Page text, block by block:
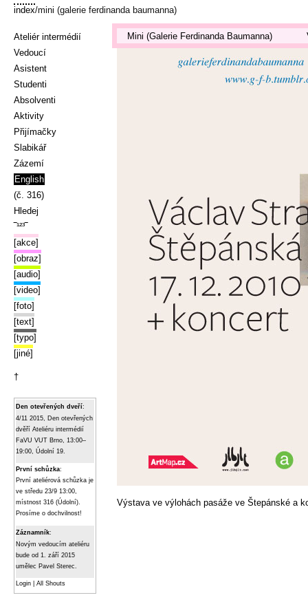
index/mini (galerie ferdinanda baumanna)
Ateliér intermédií
Vedoucí
Asistent
Studenti
Absolventi
Aktivity
Přijímačky
Slabikář
Zázemí
English
(č. 316)
Hledej
‾¹²³‾
[akce]
[obraz]
[audio]
[video]
[foto]
[text]
[typo]
[jiné]
†
Den otevřených dveří:
4/11 2015, Den otevřených
dvěří Ateliéru intermédií
FaVU VUT Brno, 13:00–
19:00, Údolní 19.
První schůzka:
První ateliérová schůzka je
ve středu 23/9 13:00,
místnost 316 (Údolní).
Prosíme o dochvilnost!
Záznamník:
Novým vedoucím ateliéru
bude od 1. září 2015
umělec Pavel Sterec.
Login All Shouts
Mini (Galerie Ferdinanda Baumanna)
Výstava ve výlohách pasáže ve Štepánské a